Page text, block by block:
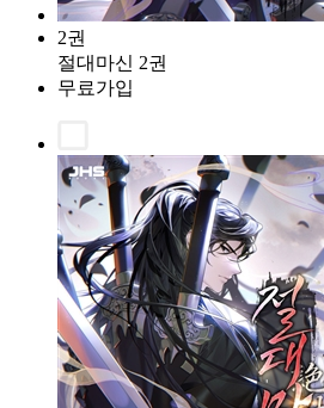
2권
절대마신 2권
무료가입